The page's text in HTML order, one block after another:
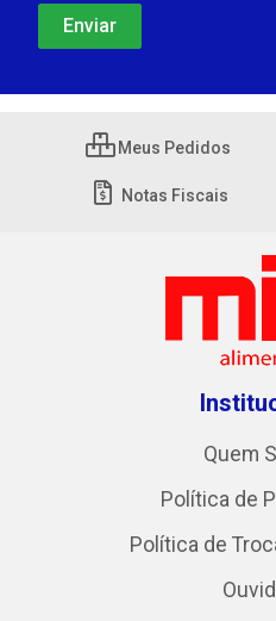
Meus Pedidos
Notas Fiscais
Quem
Política de
Política de